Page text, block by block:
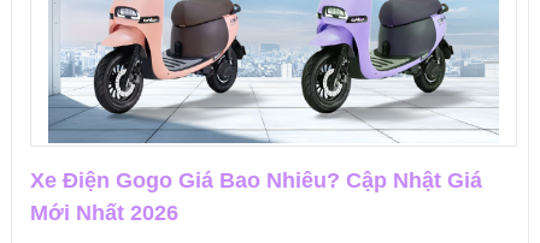
Xe Điện Gogo Giá Bao Nhiêu? Cập Nhật Giá
Mới Nhất 2026